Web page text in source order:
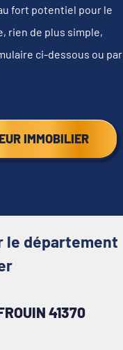
fort potentiel pour le
rien de plus simple,
ci-dessous ou par
IMMOBILIER
le département
41370